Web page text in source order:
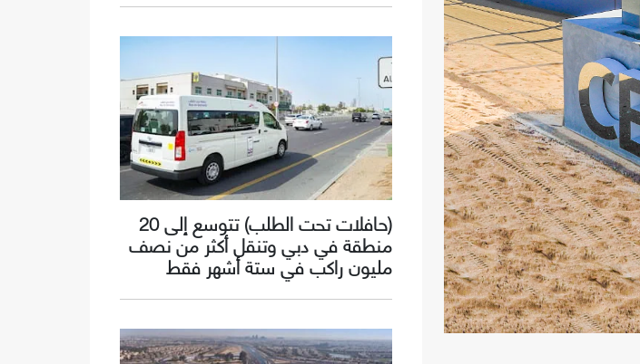
(حافلات تحت الطلب) تتوسع إلى 20
منطقة في دبي وتنقل أكثر من نصف
مليون راكب في ستة أشهر فقط